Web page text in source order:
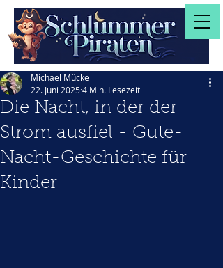
Die Nacht, in der der
Strom ausfiel - Gute-
Nacht-Geschichte für
Kinder
Michael Mücke
22. Juni 20254 Min. Lesezeit